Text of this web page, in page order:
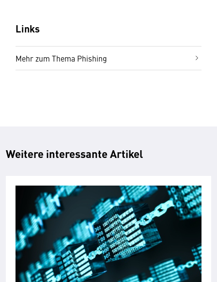
Links
Mehr zum Thema Phishing
Weitere interessante Artikel